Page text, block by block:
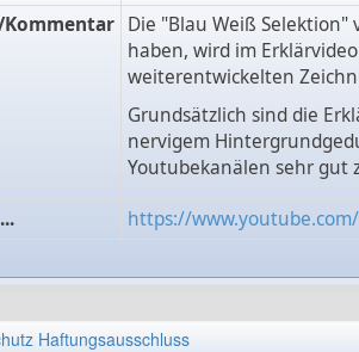
Die "Blau Weiß
haben, wird im
weiterentwickelten
Grundsätzlich sind die
nervigem
Youtubekanälen sehr gut
https://
Haftungsausschluss